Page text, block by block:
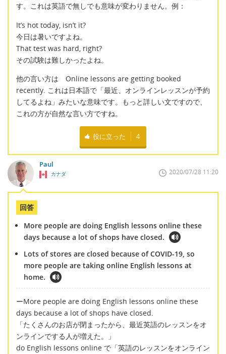
す。これは英語で無しでも意味が変わりません。例：
It’s hot today, isn’t it?
今日は暑いですよね。
That test was hard, right?
その試験は難しかったよね。
他の言い方は Online lessons are getting booked
recently. これは日本語で「最近、オンラインレッスンが予約
してるよね」みたいな意味です。もっと詳しい文ですので、
これの方が自然な言い方ですね。
役に立った 4
Paul
カナダ 2020/07/28 11:20
回答
More people are doing English lessons online these
days because a lot of shops have closed.
Lots of stores are closed because of COVID-19, so
more people are taking online English lessons at
home.
ーMore people are doing English lessons online these
days because a lot of shops have closed.
「たくさんのお店が閉まったから、最近英語のレッスンをオ
ンラインでする人が増えた。」
do English lessons online で「英語のレッスンをオンライン